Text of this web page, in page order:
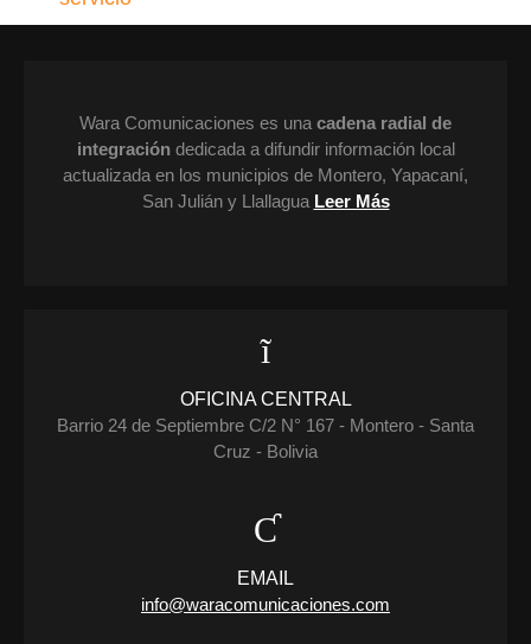
Wara Comunicaciones es una cadena radial de
integracióndedicada a difundir información local
actualizada en los municipios de Montero, Yapacaní,
San Julián y Llallagua Leer Más
OFICINA CENTRAL
Barrio 24 de Septiembre C/2 N° 167 - Montero - Santa
Cruz - Bolivia
EMAIL
info@waracomunicaciones.com